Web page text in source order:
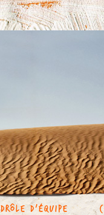
Drôle d’équipe